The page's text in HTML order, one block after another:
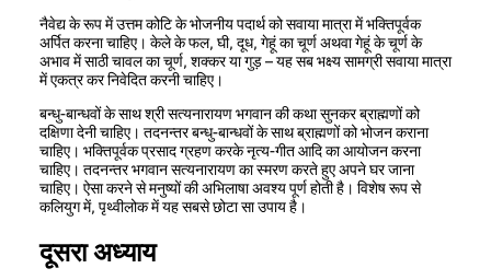
नैवेद्य के रूप में उत्तम कोटि के भोजनीय पदार्थ को सवाया मात्रा में भक्तिपूर्वक
अर्पित करना चाहिए। केले के फल, घी, दूध, गेहूं का चूर्ण अथवा गेहूं के चूर्ण के
अभाव में साठी चावल का चूर्ण, शक्कर या गुड़ – यह सब भक्ष्य सामग्री सवाया मात्रा
में एकत्र कर निवेदित करनी चाहिए।
बन्धु-बान्धवों के साथ श्री सत्यनारायण भगवान की कथा सुनकर ब्राह्मणों को
दक्षिणा देनी चाहिए। तदनन्तर बन्धु-बान्धवों के साथ ब्राह्मणों को भोजन कराना
चाहिए। भक्तिपूर्वक प्रसाद ग्रहण करके नृत्य-गीत आदि का आयोजन करना
चाहिए। तदनन्तर भगवान सत्यनारायण का स्मरण करते हुए अपने घर जाना
चाहिए। ऐसा करने से मनुष्यों की अभिलाषा अवश्य पूर्ण होती है। विशेष रूप से
कलियुग में, पृथ्वीलोक में यह सबसे छोटा सा उपाय है।
दूसरा अध्याय